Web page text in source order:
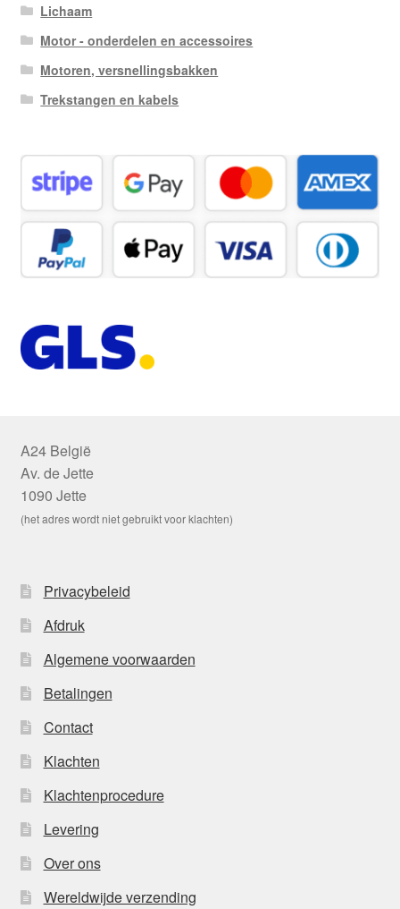
Lichaam
Motor - onderdelen en accessoires
Motoren, versnellingsbakken
Trekstangen en kabels
A24 België
Av. de Jette
1090 Jette
(het adres wordt niet gebruikt voor klachten)
Privacybeleid
Afdruk
Algemene voorwaarden
Betalingen
Contact
Klachten
Klachtenprocedure
Levering
Over ons
Wereldwijde verzending